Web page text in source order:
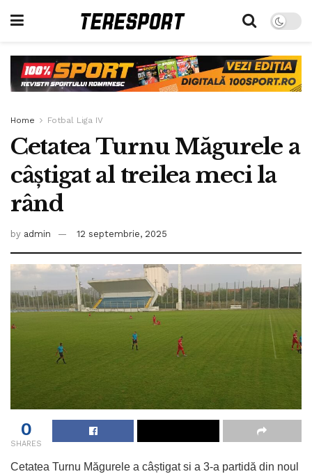
Home Fotbal Liga IV
Cetatea Turnu Măgurele a
câștigat al treilea meci la
rând
by admin 12 septembrie, 2025
0
SHARES
Cetatea Turnu Măgurele a câștigat si a 3-a partidă din noul